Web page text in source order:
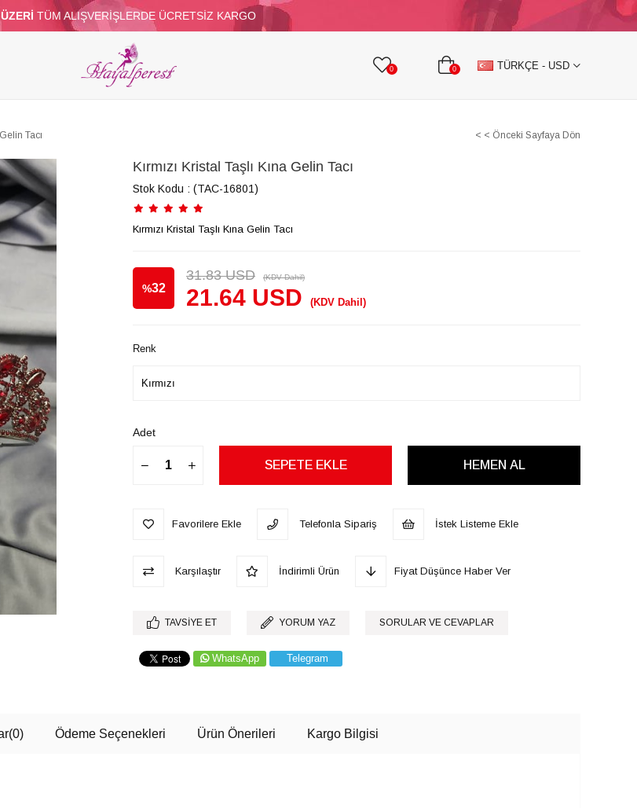
TÜM ALIŞVERİŞLERDE ÜCRETSİZ KARGO
0 0 TÜRKÇE - USD
VE SÜS MALZEMELERİ TÜY BONCUKLAR TAŞLI TEKSTİL AKSESUARLARI
TOPTAN DİĞER
Tacı < < Önceki Sayfaya Dön
Kırmızı Kristal Taşlı Kına Gelin Tacı
Stok Kodu (TAC-16801)
Kırmızı Kristal Taşlı Kına Gelin Tacı
%32
31.83 USD (KDV Dahil)
21.64 USD (KDV Dahil)
Renk
Adet
Favorilere Ekle Telefonla Sipariş İstek Listeme Ekle
Karşılaştır İndirimli Ürün Fiyat Düşünce Haber Ver
TAVSIYE ET YORUM YAZ SORULAR VE CEVAPLAR
WhatsApp Telegram
(0) Ödeme Seçenekleri Ürün Önerileri Kargo Bilgisi